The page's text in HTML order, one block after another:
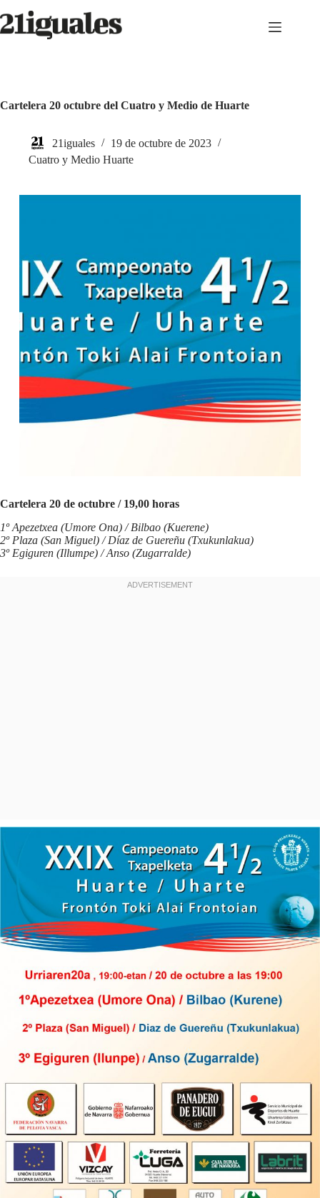
al
contenido
Cartelera 20 octubre del Cuatro y Medio de Huarte
21iguales
19 de octubre de 2023
Cuatro y Medio Huarte
Cartelera 20 de octubre / 19,00 horas
1º Apezetxea (Umore Ona) / Bilbao (Kuerene)
2º Plaza (San Miguel) / Díaz de Guereñu (Txukunlakua)
3º Egiguren (Illumpe) / Anso (Zugarralde)